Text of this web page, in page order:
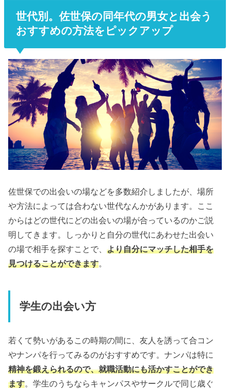
世代別。佐世保の同年代の男女と出会う
おすすめの方法をピックアップ
佐世保での出会いの場などを多数紹介しましたが、場所
や方法によっては合わない世代なんかがあります。ここ
からはどの世代にどの出会いの場が合っているのかご説
明してきます。しっかりと自分の世代にあわせた出会い
の場で相手を探すことで、より自分にマッチした相手を
見つけることができます。
学生の出会い方
若くて勢いがあるこの時期の間に、友人を誘って合コン
やナンパを行ってみるのがおすすめです。ナンパは特に
精神を鍛えられるので、就職活動にも活かすことができ
ます。学生のうちならキャンパスやサークルで同じ歳ぐ